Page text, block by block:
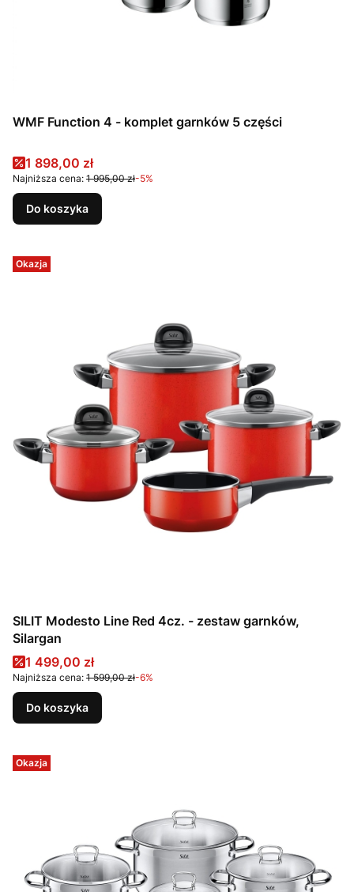
WMF Function 4 - komplet garnków 5 części
Cena promocyjna
1 898,00 zł
Najniższa cena: 1 995,00 zł-5%
Do koszyka
Okazja
SILIT Modesto Line Red 4cz. - zestaw garnków,
Silargan
Cena promocyjna
1 499,00 zł
Najniższa cena: 1 599,00 zł-6%
Do koszyka
Okazja